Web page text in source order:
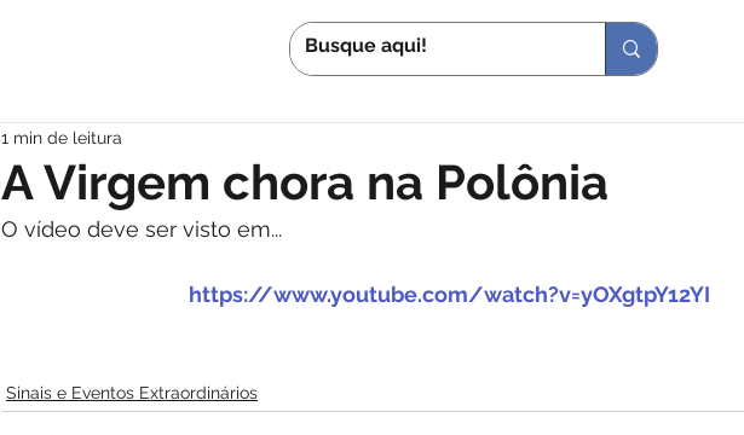
A Virgem chora na Polônia
1 min de leitura
O vídeo deve ser visto em...
https://www.youtube.com/watch?v=yOXgtpY12YI
Sinais e Eventos Extraordinários